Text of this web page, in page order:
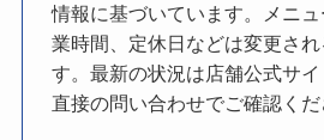
情報に基づいています。メニ
業時間、定休日などは変更され
す。最新の状況は店舗公式サ
直接の問い合わせでご確認くだ